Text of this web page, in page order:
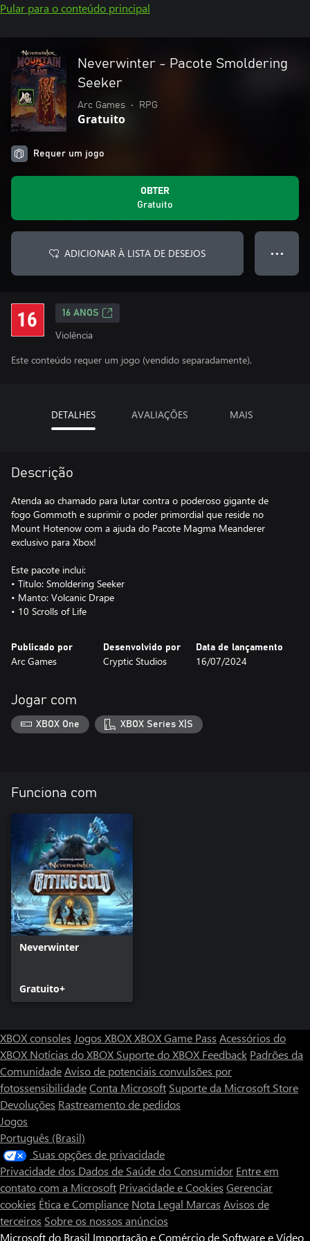
Pular para o conteúdo principal
Neverwinter - Pacote Smoldering
Seeker
Arc Games • RPG
Gratuito
Requer um jogo
OBTER
Gratuito
ADICIONAR À LISTA DE DESEJOS ● ● ●
16 ANOS
Violência
Este conteúdo requer um jogo (vendido separadamente).
DETALHES AVALIAÇÕES MAIS
Descrição
Atenda ao chamado para lutar contra o poderoso gigante de
fogo Gommoth e suprimir o poder primordial que reside no
Mount Hotenow com a ajuda do Pacote Magma Meanderer
exclusivo para Xbox!
Este pacote inclui:
• Título: Smoldering Seeker
• Manto: Volcanic Drape
• 10 Scrolls of Life
Publicado por
Arc Games
Desenvolvido por
Cryptic Studios
Data de lançamento
16/07/2024
Jogar com
XBOX One XBOX Series X|S
Funciona com
Neverwinter
Gratuito+
XBOX consoles Jogos XBOXXBOX Game Pass Acessórios do
XBOX Notícias do XBOX Suporte do XBOX Feedback Padrões da
ComunidadeAviso de potenciais convulsões por
fotossensibilidadeConta Microsoft Suporte da Microsoft Store
Devoluções Rastreamento de pedidos
Jogos
Português (Brasil)
Suas opções de privacidade
Privacidade dos Dados de Saúde do Consumidor Entre em
contato com a Microsoft Privacidade e Cookies Gerenciar
cookies Ética e Compliance Nota Legal Marcas Avisos de
terceiros Sobre os nossos anúncios
Microsoft do Brasil Importação e Comércio de Software e Vídeo